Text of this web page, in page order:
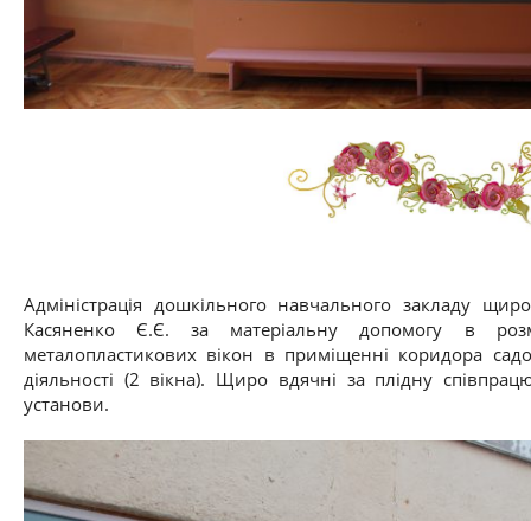
Адміністрація дошкільного навчального закладу
Касяненко Є.Є. за матеріальну допомогу в
металопластикових вікон в приміщенні коридора
діяльності (2 вікна). Щиро вдячні за плідну
установи.